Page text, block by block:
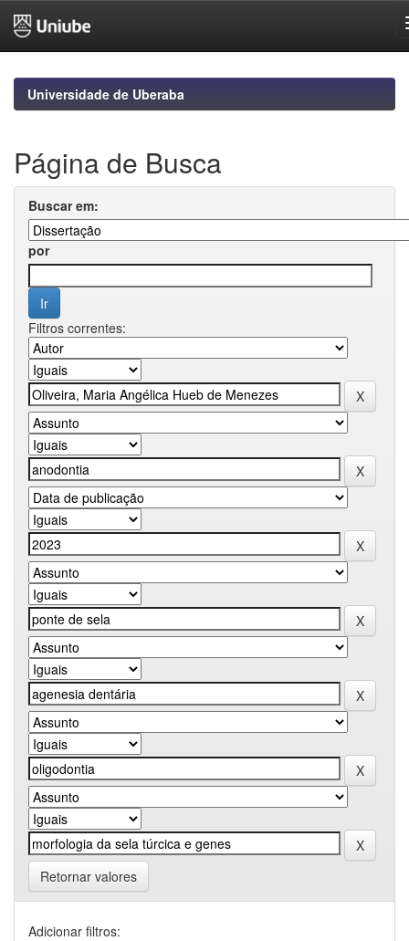
navigationUniversidade de Uberaba
Página de Busca
Buscar em:
por
Filtros correntes:
Retornar valores
Adicionar filtros: